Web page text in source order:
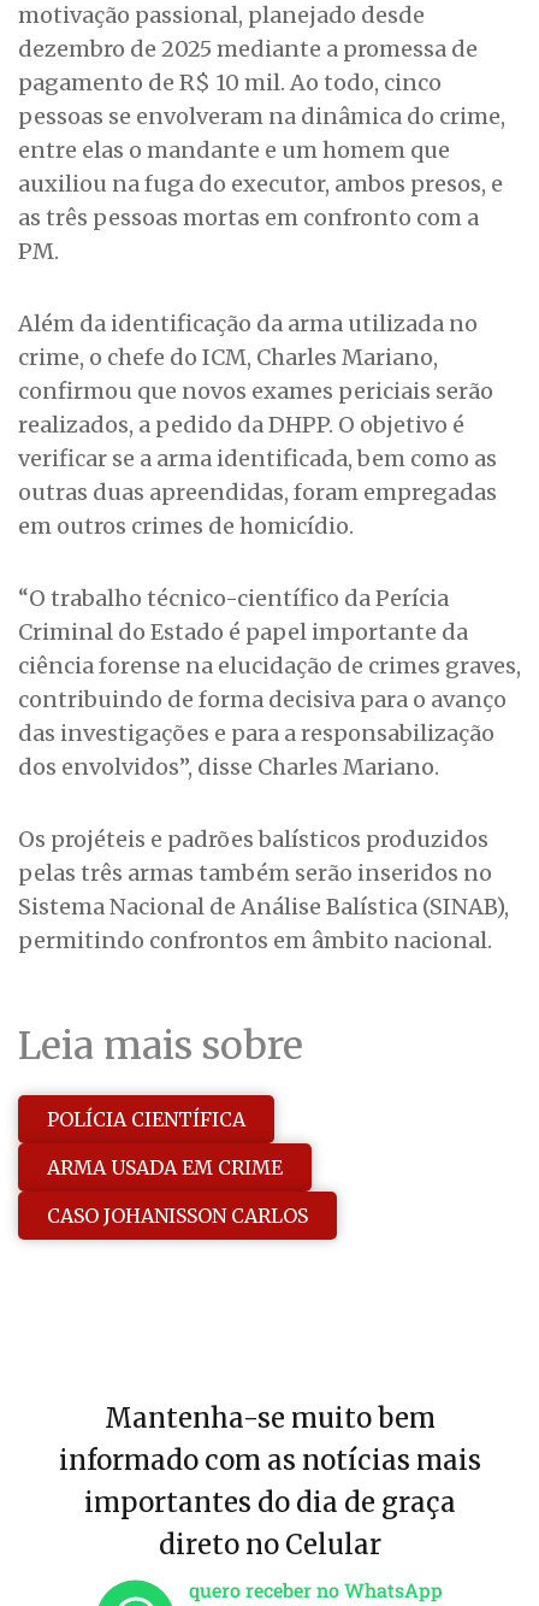
motivação passional, planejado desde
dezembro de 2025 mediante a promessa de
pagamento de R$ 10 mil. Ao todo, cinco
pessoas se envolveram na dinâmica do crime,
entre elas o mandante e um homem que
auxiliou na fuga do executor, ambos presos, e
as três pessoas mortas em confronto com a
PM.
Além da identificação da arma utilizada no
crime, o chefe do ICM, Charles Mariano,
confirmou que novos exames periciais serão
realizados, a pedido da DHPP. O objetivo é
verificar se a arma identificada, bem como as
outras duas apreendidas, foram empregadas
em outros crimes de homicídio.
“O trabalho técnico-científico da Perícia
Criminal do Estado é papel importante da
ciência forense na elucidação de crimes graves,
contribuindo de forma decisiva para o avanço
das investigações e para a responsabilização
dos envolvidos”, disse Charles Mariano.
Os projéteis e padrões balísticos produzidos
pelas três armas também serão inseridos no
Sistema Nacional de Análise Balística (SINAB),
permitindo confrontos em âmbito nacional.
Leia mais sobre
POLÍCIA CIENTÍFICA
ARMA USADA EM CRIME
CASO JOHANISSON CARLOS
Mantenha-se muito bem
informado com as notícias mais
importantes do dia de graça
direto no Celular
quero receber no WhatsApp